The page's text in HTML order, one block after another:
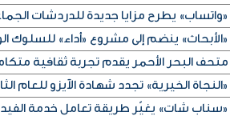
«واتساب» يطرح مزايا جديدة للدردشات
«الأبحاث» ينضم إلى مشروع «أداء» للسلوك
متحف البحر الأحمر يقدم تجربة ثقافية
«النجاة الخيرية» تجدد شهادة الآيزو للعام
«سناب شات» يغيّر طريقة تعامل خدمة